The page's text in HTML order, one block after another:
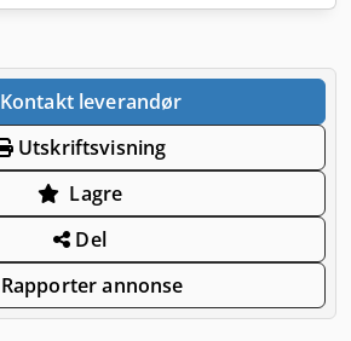
Kontakt leverandør
Utskriftsvisning
Lagre
Del
Rapporter annonse